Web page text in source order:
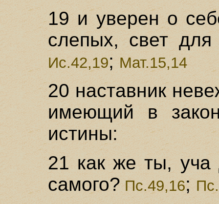
19 и уверен о
слепых, свет
Ис.42,19;Мат.15,14
20 наставник
имеющий в
истины:
21 как же ты, уча
самого?Пс.49,16;